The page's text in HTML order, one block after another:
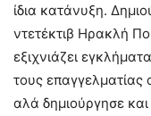
ίδια κατάνυξη.
ντετέκτιβ Ηρακλή
εξιχνιάζει
τους επαγγελματίας
αλά δημιούργησε